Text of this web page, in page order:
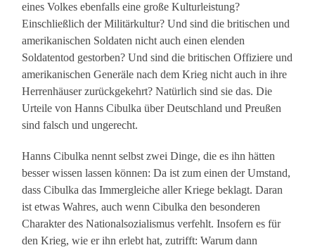
eines Volkes ebenfalls eine große Kulturleistung?
Einschließlich der Militärkultur? Und sind die britischen und
amerikanischen Soldaten nicht auch einen elenden
Soldatentod gestorben? Und sind die britischen Offiziere und
amerikanischen Generäle nach dem Krieg nicht auch in ihre
Herrenhäuser zurückgekehrt? Natürlich sind sie das. Die
Urteile von Hanns Cibulka über Deutschland und Preußen
sind falsch und ungerecht.
Hanns Cibulka nennt selbst zwei Dinge, die es ihn hätten
besser wissen lassen können: Da ist zum einen der Umstand,
dass Cibulka das Immergleiche aller Kriege beklagt. Daran
ist etwas Wahres, auch wenn Cibulka den besonderen
Charakter des Nationalsozialismus verfehlt. Insofern es für
den Krieg, wie er ihn erlebt hat, zutrifft: Warum dann